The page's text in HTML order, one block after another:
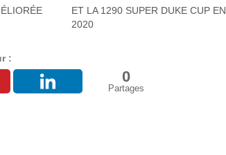
ET LA 1290 SUPER DUKE CUP EN
2020
:
0
Partages